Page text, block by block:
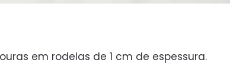
em rodelas de 1 cm de espessura.